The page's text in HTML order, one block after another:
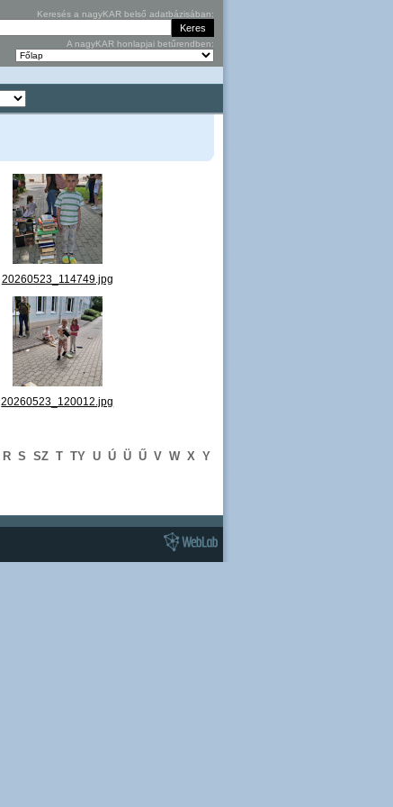
Keresés a nagyKAR belső adatbázisában:
A nagyKAR honlapjai betűrendben:
20260523_114749.jpg
20260523_120012.jpg
R S SZ T TY U Ú Ü Ű V W X Y